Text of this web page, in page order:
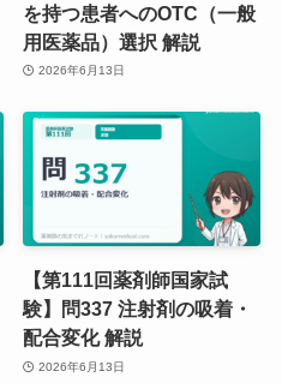
を持つ患者へのOTC（一般
用医薬品）選択 解説
2026年6月13日
【第111回薬剤師国家試
験】問337 注射剤の吸着・
配合変化 解説
2026年6月13日